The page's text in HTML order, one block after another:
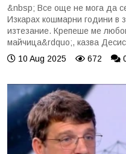
&nbsp; Все още не мога да
Изкарах кошмарни години в
изтезание. Крепеше ме
майчица&rdquo;, казва
10 Aug 2025
672